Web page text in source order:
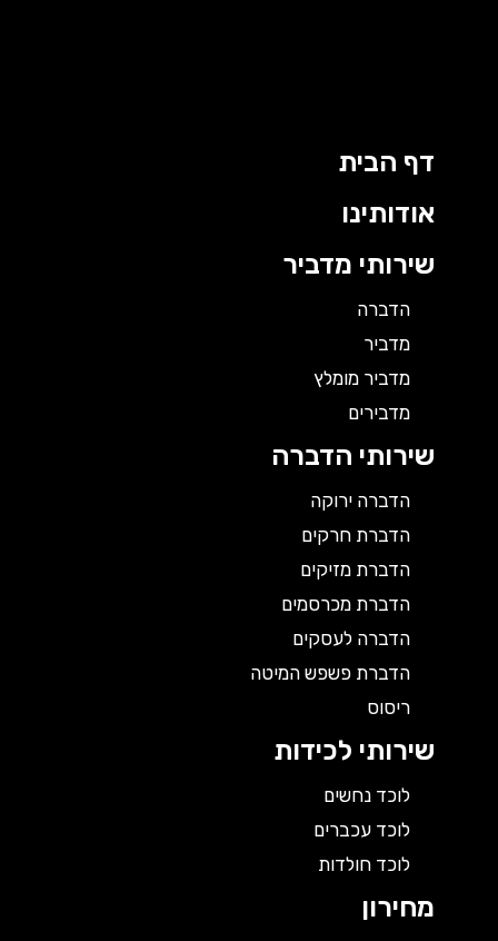
דף הבית
אודותינו
שירותי מדביר
הדברה
מדביר
מדביר מומלץ
מדבירים
שירותי הדברה
הדברה ירוקה
הדברת חרקים
הדברת מזיקים
הדברת מכרסמים
הדברה לעסקים
הדברת פשפש המיטה
ריסוס
שירותי לכידות
לוכד נחשים
לוכד עכברים
לוכד חולדות
מחירון